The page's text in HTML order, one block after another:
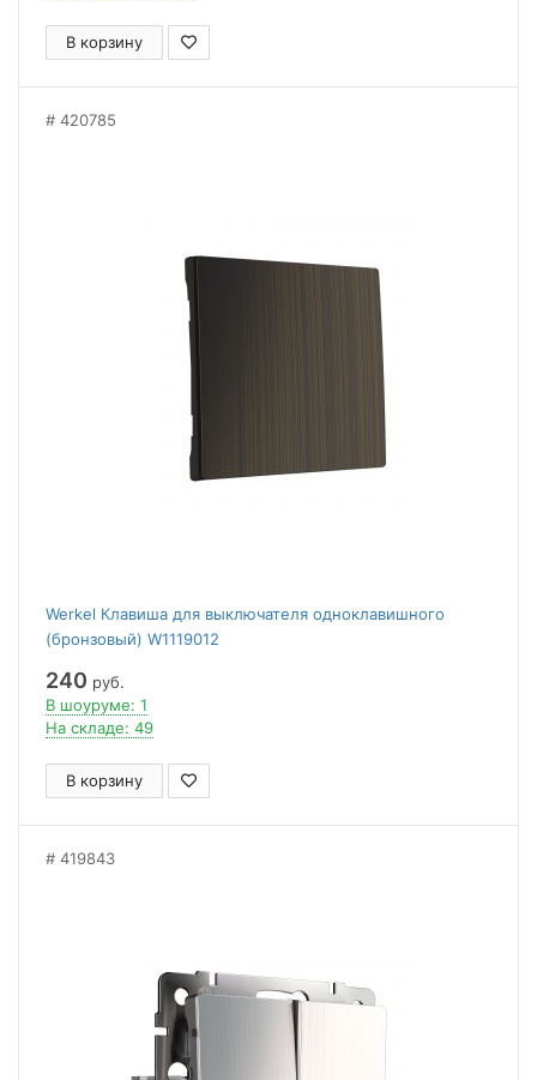
В корзину
420785
Werkel Клавиша для выключателя одноклавишного
(бронзовый) W1119012
240 руб.
В шоуруме: 1
На складе: 49
В корзину
419843